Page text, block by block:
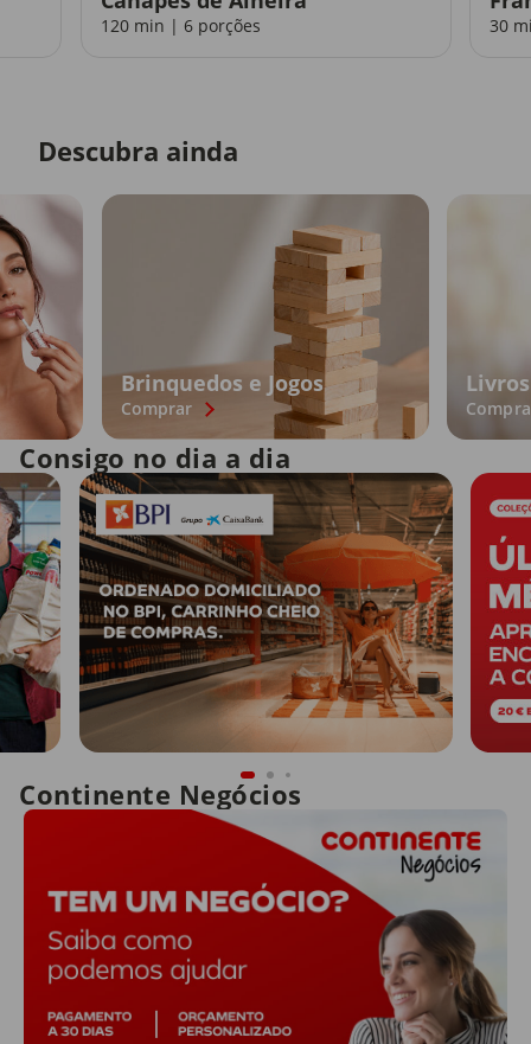
120 min | 6 porções 30
Descubra ainda
Brinquedos e Jogos
Comprar
Livros
Consigo no dia a dia
Continente Negócios